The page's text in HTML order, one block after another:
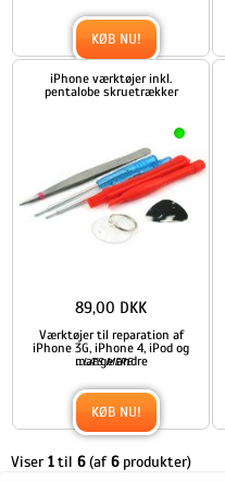
KØB NU!
iPhone værktøjer inkl.
pentalobe skruetrækker
Værktøjer til reparation af
iPhone 3G, iPhone 4, iPod og
mange andre
...LÆS MERE
89,00 DKK
KØB NU!
Viser 1til 6(af6produkter)